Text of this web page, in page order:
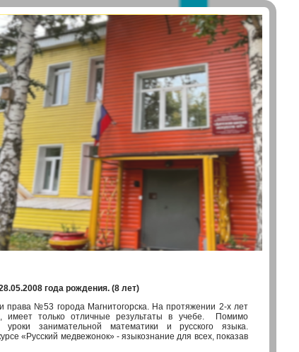
года рождения. (8 лет)
№53 города Магнитогорска. На протяжении 2-х лет
имеет только отличные результаты в учебе. Помимо
занимательной математики и русского языка.
«Русский медвежонок» - языкознание для всех, показав